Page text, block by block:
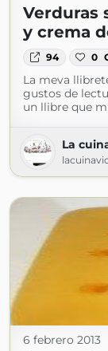
Verduras
y crema
94 0
La meva
gustos de
un llibre que
La
6 febrero 2013